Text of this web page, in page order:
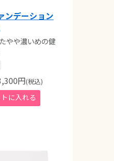
ンデーション
やや濃いめの健
円(税込)